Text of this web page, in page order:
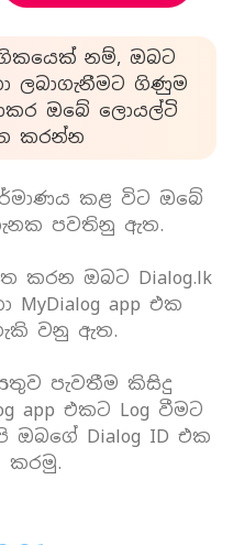
නම්, ඔබට
ලබාගැනීමට ගිණුම
ඔබේ ලොයල්ටි
කරන්න
කළ විට ඔබේ
පවතිනු ඇත.
කරන ඔබට Dialog.lk
app එක
වනු ඇත.
පැවතීම කිසිදු
app එකට Log වීමට
Dialog ID එක
කරමු.